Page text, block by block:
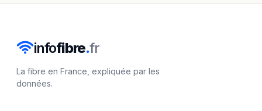
infofibre.fr
La fibre en France, expliquée par les
données.